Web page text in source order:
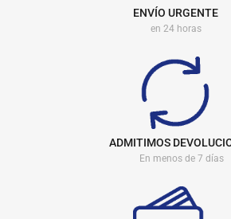
ENVÍO URGENTE
en 24 horas
ADMITIMOS
En menos de 7 días